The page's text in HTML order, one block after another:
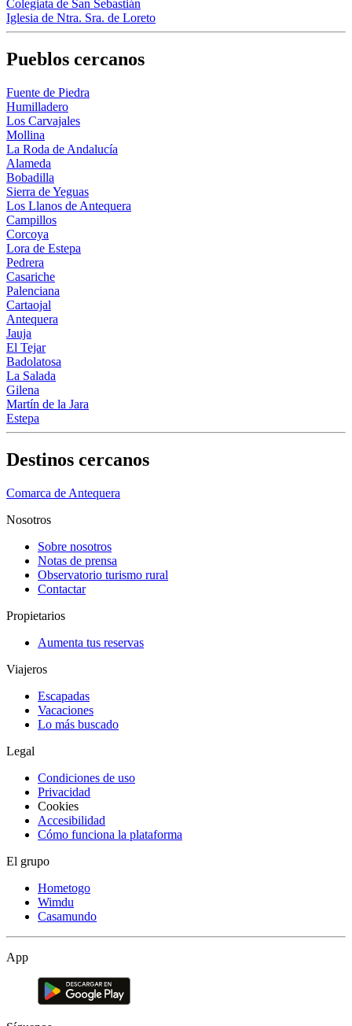
Colegiata de San Sebastián
Iglesia de Ntra. Sra. de Loreto
Pueblos cercanos
Fuente de Piedra
Humilladero
Los Carvajales
Mollina
La Roda de Andalucía
Alameda
Bobadilla
Sierra de Yeguas
Los Llanos de Antequera
Campillos
Corcoya
Lora de Estepa
Pedrera
Casariche
Palenciana
Cartaojal
Antequera
Jauja
El Tejar
Badolatosa
La Salada
Gilena
Martín de la Jara
Estepa
Destinos cercanos
Comarca de Antequera
Nosotros
Sobre nosotros
Notas de prensa
Observatorio turismo rural
Contactar
Propietarios
Aumenta tus reservas
Viajeros
Escapadas
Vacaciones
Lo más buscado
Legal
Condiciones de uso
Privacidad
Cookies
Accesibilidad
Cómo funciona la plataforma
El grupo
Hometogo
Wimdu
Casamundo
App